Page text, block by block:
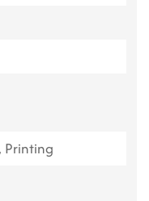
Printing